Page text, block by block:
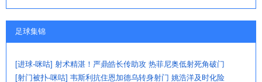
足球集锦
[进球-咪咕] 射术精湛！严鼎皓长传助攻 热菲尼奥低射死角破门
[射门被扑-咪咕] 韦斯利抗住恩加德乌转身射门 姚浩洋及时化险